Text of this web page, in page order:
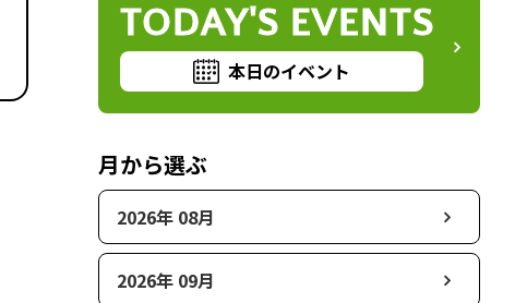
TODAY'S EVENTS
本日のイベント
月から選ぶ
2026年 08月
2026年 09月